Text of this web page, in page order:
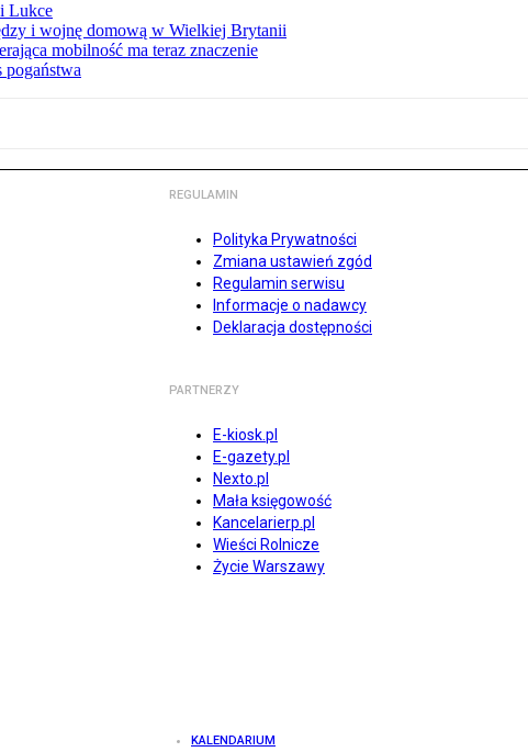
Lukce
i wojnę domową w Wielkiej Brytanii
mobilność ma teraz znaczenie
pogaństwa
REGULAMIN
Polityka Prywatności
Zmiana ustawień zgód
Regulamin serwisu
Informacje o nadawcy
Deklaracja dostępności
PARTNERZY
E-kiosk.pl
E-gazety.pl
Nexto.pl
Mała księgowość
Kancelarierp.pl
Wieści Rolnicze
Życie Warszawy
KALENDARIUM